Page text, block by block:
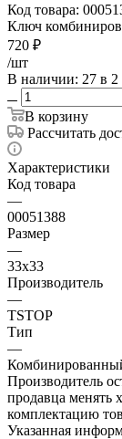
Код товара:
Ключ
720 ₽
/шт
В наличии: 27 в 2
В корзину
Рассчитать
Характеристики
Код товара
—
00051388
Размер
—
33х33
Производитель
—
TSTOP
Тип
—
Производитель
продавца менять
комплектацию
Указанная